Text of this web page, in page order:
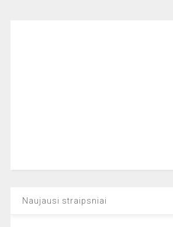
Naujausi straipsniai